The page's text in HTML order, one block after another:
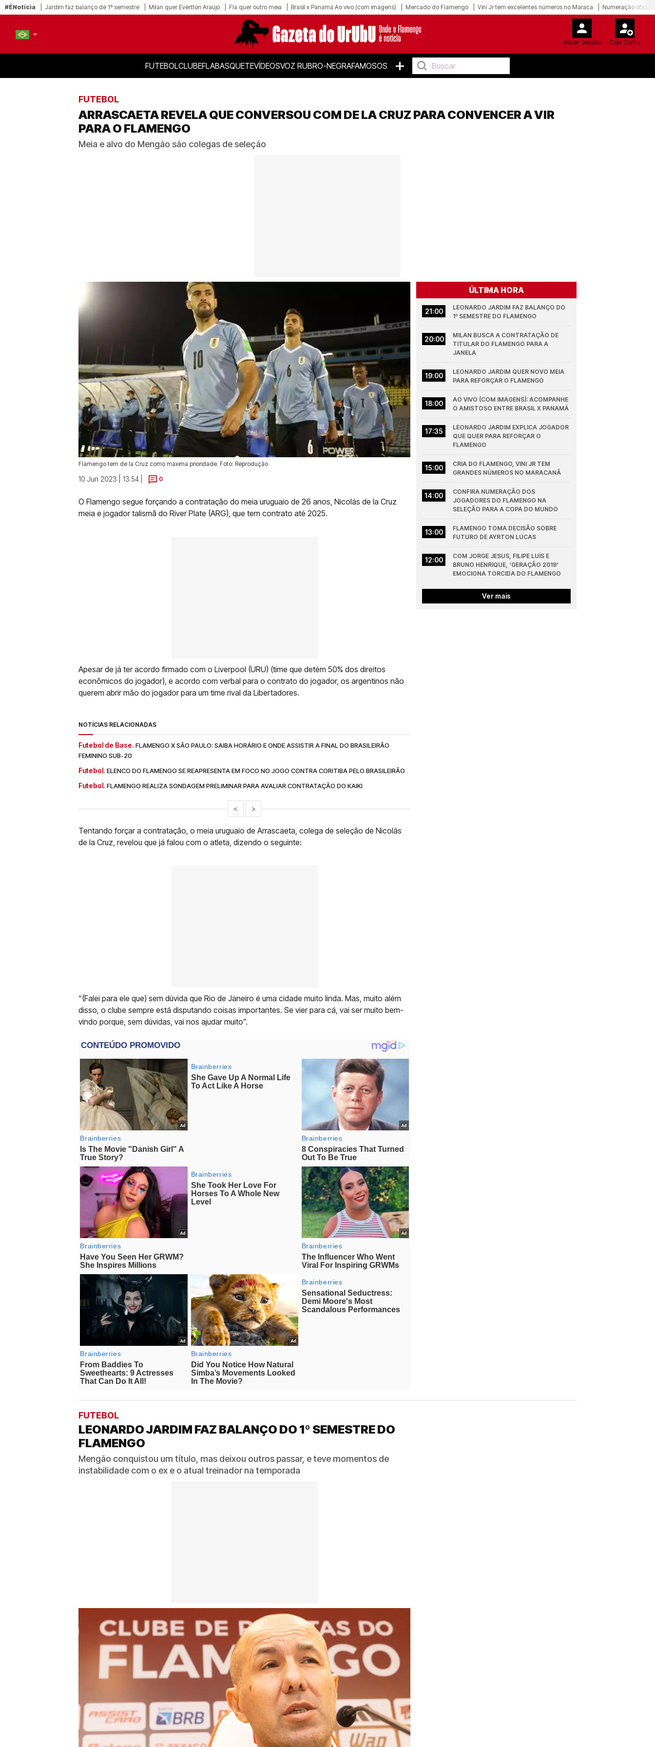
#ÉNotícia Jardim faz balanço de 1º semestre Milan quer Evertton Araújo Fla quer outro meia Brasil x Panamá Ao vivo (com imagens) Mercado do Flamengo Vini Jr tem excelentes números no Maraca Numeração oficial
Iniciar Sessão Criar Conta
FUTEBOLCLUBEFLABASQUETEVÍDEOSVOZ RUBRO-NEGRAFAMOSOS +
FUTEBOL
ARRASCAETA REVELA QUE CONVERSOU COM DE LA CRUZ PARA CONVENCER A VIR
PARA O FLAMENGO
Meia e alvo do Mengão são colegas de seleção
Flamengo tem de la Cruz como máxima prioridade. Foto: Reprodução
10 Jun 2023 | 13:54 | 0
O Flamengo segue forçando a contratação do meia uruguaio de 26 anos, Nicolás de la Cruz
meia e jogador talismã do River Plate (ARG), que tem contrato até 2025.
Apesar de já ter acordo firmado com o Liverpool (URU) (time que detém 50% dos direitos
econômicos do jogador), e acordo com verbal para o contrato do jogador, os argentinos não
querem abrir mão do jogador para um time rival da Libertadores.
NOTÍCIAS RELACIONADAS
Futebol de Base. FLAMENGO X SÃO PAULO: SAIBA HORÁRIO E ONDE ASSISTIR A FINAL DO BRASILEIRÃO
FEMININO SUB-20
Futebol. ELENCO DO FLAMENGO SE REAPRESENTA EM FOCO NO JOGO CONTRA CORITIBA PELO BRASILEIRÃO
Futebol. FLAMENGO REALIZA SONDAGEM PRELIMINAR PARA AVALIAR CONTRATAÇÃO DO KAIKI
< >
Tentando forçar a contratação, o meia uruguaio de Arrascaeta, colega de seleção de Nicolás
de la Cruz, revelou que já falou com o atleta, dizendo o seguinte:
“(Falei para ele que) sem dúvida que Rio de Janeiro é uma cidade muito linda. Mas, muito além
disso, o clube sempre está disputando coisas importantes. Se vier para cá, vai ser muito bem-
vindo porque, sem dúvidas, vai nos ajudar muito”.
ÚLTIMA HORA
21:00
LEONARDO JARDIM FAZ BALANÇO DO
1º SEMESTRE DO FLAMENGO
20:00
MILAN BUSCA A CONTRATAÇÃO DE
TITULAR DO FLAMENGO PARA A
JANELA
19:00
LEONARDO JARDIM QUER NOVO MEIA
PARA REFORÇAR O FLAMENGO
18:00
AO VIVO (COM IMAGENS): ACOMPANHE
O AMISTOSO ENTRE BRASIL X PANAMÁ
17:35
LEONARDO JARDIM EXPLICA JOGADOR
QUE QUER PARA REFORÇAR O
FLAMENGO
15:00
CRIA DO FLAMENGO, VINI JR TEM
GRANDES NÚMEROS NO MARACANÃ
14:00
CONFIRA NUMERAÇÃO DOS
JOGADORES DO FLAMENGO NA
SELEÇÃO PARA A COPA DO MUNDO
13:00
FLAMENGO TOMA DECISÃO SOBRE
FUTURO DE AYRTON LUCAS
12:00
COM JORGE JESUS, FILIPE LUÍS E
BRUNO HENRIQUE, ‘GERAÇÃO 2019’
EMOCIONA TORCIDA DO FLAMENGO
Ver mais
FUTEBOL
LEONARDO JARDIM FAZ BALANÇO DO 1º SEMESTRE DO
FLAMENGO
Mengão conquistou um título, mas deixou outros passar, e teve momentos de
instabilidade com o ex e o atual treinador na temporada